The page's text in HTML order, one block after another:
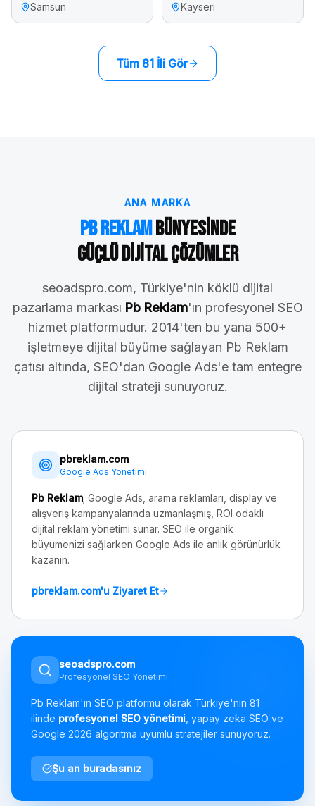
Samsun Kayseri
Tüm 81 İli Gör
ANA MARKA
Pb ReklamBünyesinde
Güçlü Dijital Çözümler
seoadspro.com, Türkiye'nin köklü dijital
pazarlama markası Pb Reklam'ın profesyonel SEO
hizmet platformudur. 2014'ten bu yana 500+
işletmeye dijital büyüme sağlayan Pb Reklam
çatısı altında, SEO'dan Google Ads'e tam entegre
dijital strateji sunuyoruz.
pbreklam.com
Google Ads Yönetimi
Pb Reklam; Google Ads, arama reklamları, display ve
alışveriş kampanyalarında uzmanlaşmış, ROI odaklı
dijital reklam yönetimi sunar. SEO ile organik
büyümenizi sağlarken Google Ads ile anlık görünürlük
kazanın.
pbreklam.com'u Ziyaret Et
seoadspro.com
Profesyonel SEO Yönetimi
Pb Reklam'ın SEO platformu olarak Türkiye'nin 81
ilinde profesyonel SEO yönetimi , yapay zeka SEO ve
Google 2026 algoritma uyumlu stratejiler sunuyoruz.
Şu an buradasınız